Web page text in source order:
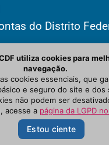
do Distrito
WordPress Theme by
utiliza cookies para
navegação.
cookies essenciais, que
e seguro do site e dos
não podem ser
acesse a página da LGPD
Estou ciente
NOTÍCIAS